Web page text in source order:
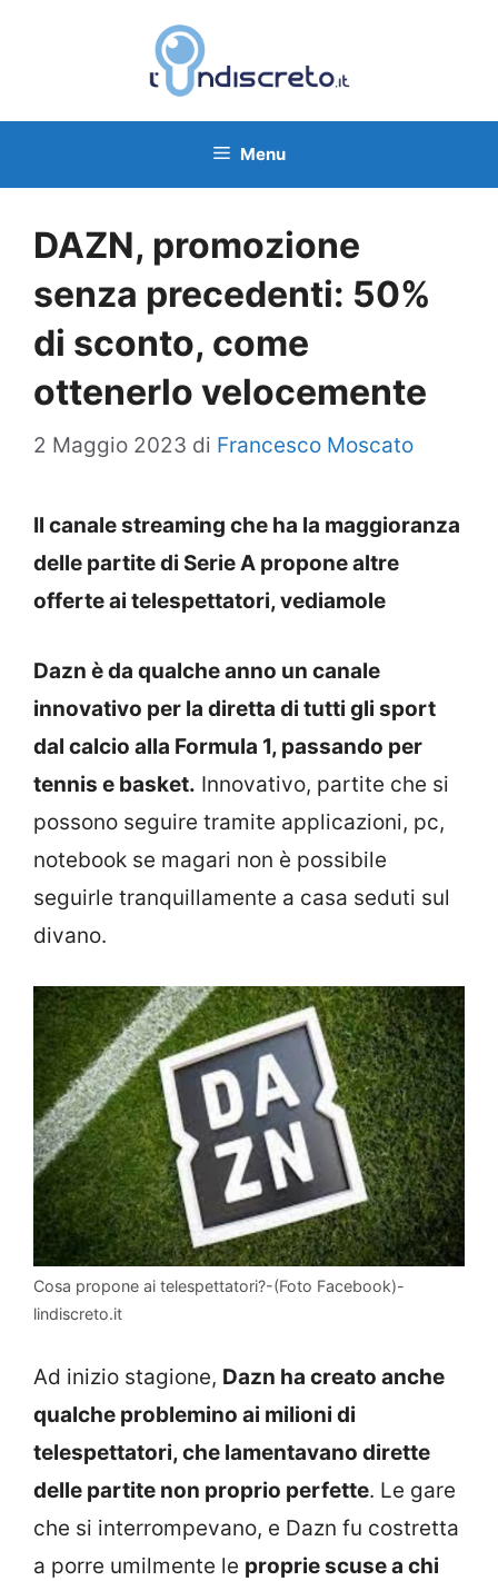
Menu
DAZN, promozione
senza precedenti: 50%
di sconto, come
ottenerlo velocemente
2 Maggio 2023 di Francesco Moscato
Il canale streaming che ha la maggioranza
delle partite di Serie A propone altre
offerte ai telespettatori, vediamole
Dazn è da qualche anno un canale
innovativo per la diretta di tutti gli sport
dal calcio alla Formula 1, passando per
tennis e basket. Innovativo, partite che si
possono seguire tramite applicazioni, pc,
notebook se magari non è possibile
seguirle tranquillamente a casa seduti sul
divano.
Cosa propone ai telespettatori?-(Foto Facebook)-
lindiscreto.it
Ad inizio stagione, Dazn ha creato anche
qualche problemino ai milioni di
telespettatori, che lamentavano dirette
delle partite non proprio perfette. Le gare
che si interrompevano, e Dazn fu costretta
a porre umilmente le proprie scuse a chi